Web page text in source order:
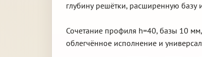
глубину решётки, расширенную базу
Сочетание профиля h=40, базы 10
облегчённое исполнение и